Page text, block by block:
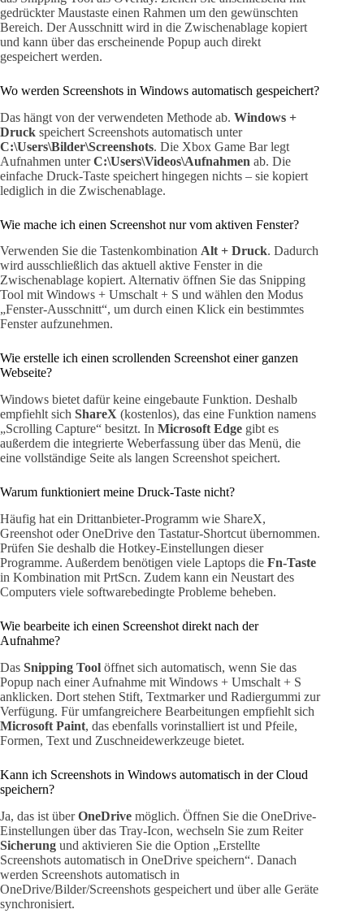
gedrückter Maustaste einen Rahmen um den gewünschten
Bereich. Der Ausschnitt wird in die Zwischenablage kopiert
und kann über das erscheinende Popup auch direkt
gespeichert werden.
Wo werden Screenshots in Windows automatisch gespeichert?
Das hängt von der verwendeten Methode ab. Windows +
Druck speichert Screenshots automatisch unter
C:\Users\Bilder\Screenshots. Die Xbox Game Bar legt
Aufnahmen unterC:\Users\Videos\Aufnahmen ab. Die
einfache Druck-Taste speichert hingegen nichts – sie kopiert
lediglich in die Zwischenablage.
Wie mache ich einen Screenshot nur vom aktiven Fenster?
Verwenden Sie die Tastenkombination Alt + Druck. Dadurch
wird ausschließlich das aktuell aktive Fenster in die
Zwischenablage kopiert. Alternativ öffnen Sie das Snipping
Tool mit Windows + Umschalt + S und wählen den Modus
„Fenster-Ausschnitt“, um durch einen Klick ein bestimmtes
Fenster aufzunehmen.
Wie erstelle ich einen scrollenden Screenshot einer ganzen
Webseite?
Windows bietet dafür keine eingebaute Funktion. Deshalb
empfiehlt sich ShareX (kostenlos), das eine Funktion namens
„Scrolling Capture“ besitzt. In Microsoft Edge gibt es
außerdem die integrierte Weberfassung über das Menü, die
eine vollständige Seite als langen Screenshot speichert.
Warum funktioniert meine Druck-Taste nicht?
Häufig hat ein Drittanbieter-Programm wie ShareX,
Greenshot oder OneDrive den Tastatur-Shortcut übernommen.
Prüfen Sie deshalb die Hotkey-Einstellungen dieser
Programme. Außerdem benötigen viele Laptops die Fn-Taste
in Kombination mit PrtScn. Zudem kann ein Neustart des
Computers viele softwarebedingte Probleme beheben.
Wie bearbeite ich einen Screenshot direkt nach der
Aufnahme?
Das Snipping Tool öffnet sich automatisch, wenn Sie das
Popup nach einer Aufnahme mit Windows + Umschalt + S
anklicken. Dort stehen Stift, Textmarker und Radiergummi zur
Verfügung. Für umfangreichere Bearbeitungen empfiehlt sich
Microsoft Paint, das ebenfalls vorinstalliert ist und Pfeile,
Formen, Text und Zuschneidewerkzeuge bietet.
Kann ich Screenshots in Windows automatisch in der Cloud
speichern?
Ja, das ist überOneDrive möglich. Öffnen Sie die OneDrive-
Einstellungen über das Tray-Icon, wechseln Sie zum Reiter
Sicherung und aktivieren Sie die Option „Erstellte
Screenshots automatisch in OneDrive speichern“. Danach
werden Screenshots automatisch in
OneDrive/Bilder/Screenshots gespeichert und über alle Geräte
synchronisiert.